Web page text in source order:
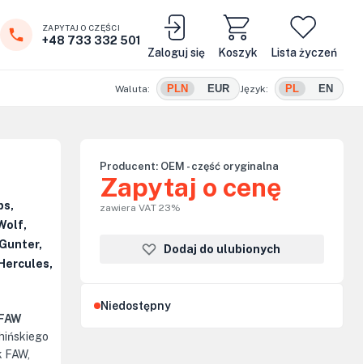
Koszyk
ZAPYTAJ O CZĘŚCI
+48 733 332 501
Zaloguj się
Lista życzeń
Waluta: PLN EUR Język: PL EN
Producent: OEM - część oryginalna
Zapytaj o cenę
zawiera VAT 23%
Dodaj do ulubionych
Niedostępny